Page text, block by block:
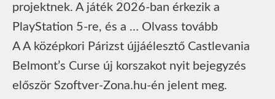
projektnek. A játék 2026-ban érkezik a
PlayStation 5-re, és a … Olvass tovább
A A középkori Párizst újjáélesztő Castlevania
Belmont’s Curse új korszakot nyit bejegyzés
először Szoftver-Zona.hu-én jelent meg.